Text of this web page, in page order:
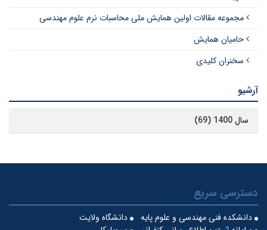
مجموعه مقالات اولین همایش ملی محاسبات نرم علوم مهندسی
حامیان همایش
سخنران کلیدی
آرشیو
سال 1400 (69)
دسترسی سریع
دانشگاه ولایت
دانشکده فنی مهندسی و علوم پایه